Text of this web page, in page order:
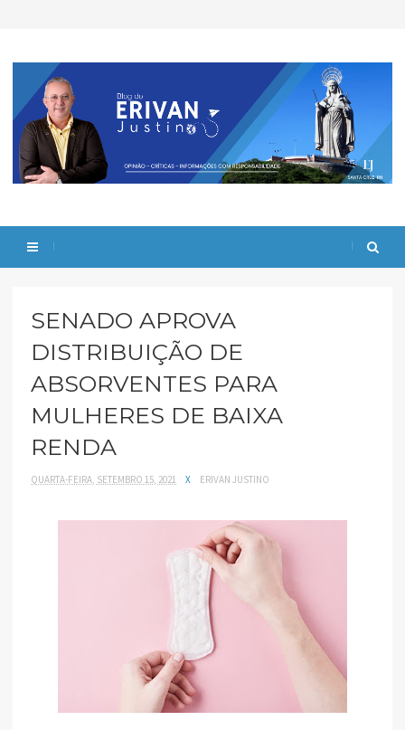
SENADO APROVA
DISTRIBUIÇÃO DE
ABSORVENTES PARA
MULHERES DE BAIXA
RENDA
QUARTA-FEIRA, SETEMBRO 15, 2021 X ERIVAN JUSTINO